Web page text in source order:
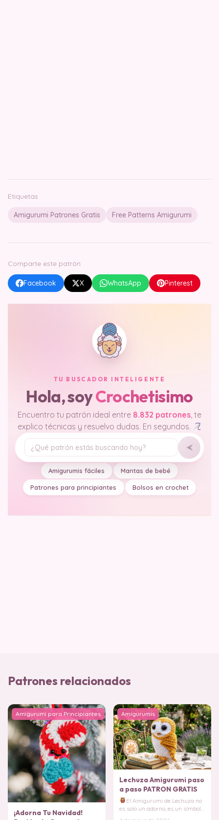
Etiquetas
Amigurumi Patrones Gratis Free Patterns Amigurumi
Comparte este patrón
Facebook X WhatsApp Pinterest
TU BUSCADOR INTELIGENTE
Hola, soyCrochetisimo
Encuentro tu patrón ideal entre 8.832 patrones, te
explico técnicas y resuelvo dudas. En segundos.
Tu pregunta
Amigurumis fáciles Mantas de bebé
Patrones para principiantes Bolsos en crochet
Patrones relacionados
Amigurumi para Principiantes
¡Adorna Tu Navidad!
Amigurumis
Lechuza Amigurumi paso
a paso PATRON GRATIS
El Amigurumi de Lechuza no
es solo un adorno, es un símbolo